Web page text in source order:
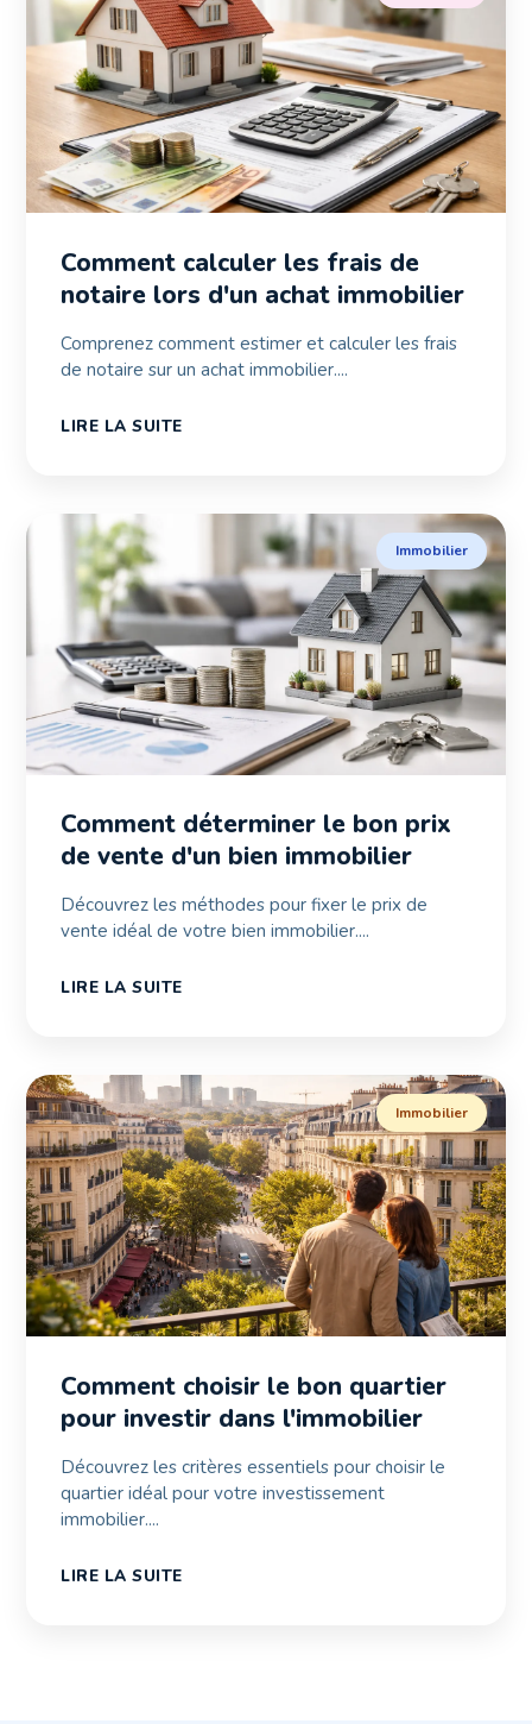
Comment calculer les frais de
notaire lors d'un achat immobilier
Comprenez comment estimer et calculer les frais
de notaire sur un achat immobilier....
LIRE LA SUITE
Immobilier
Comment déterminer le bon prix
de vente d'un bien immobilier
Découvrez les méthodes pour fixer le prix de
vente idéal de votre bien immobilier....
LIRE LA SUITE
Immobilier
Comment choisir le bon quartier
pour investir dans l'immobilier
Découvrez les critères essentiels pour choisir le
quartier idéal pour votre investissement
immobilier....
LIRE LA SUITE